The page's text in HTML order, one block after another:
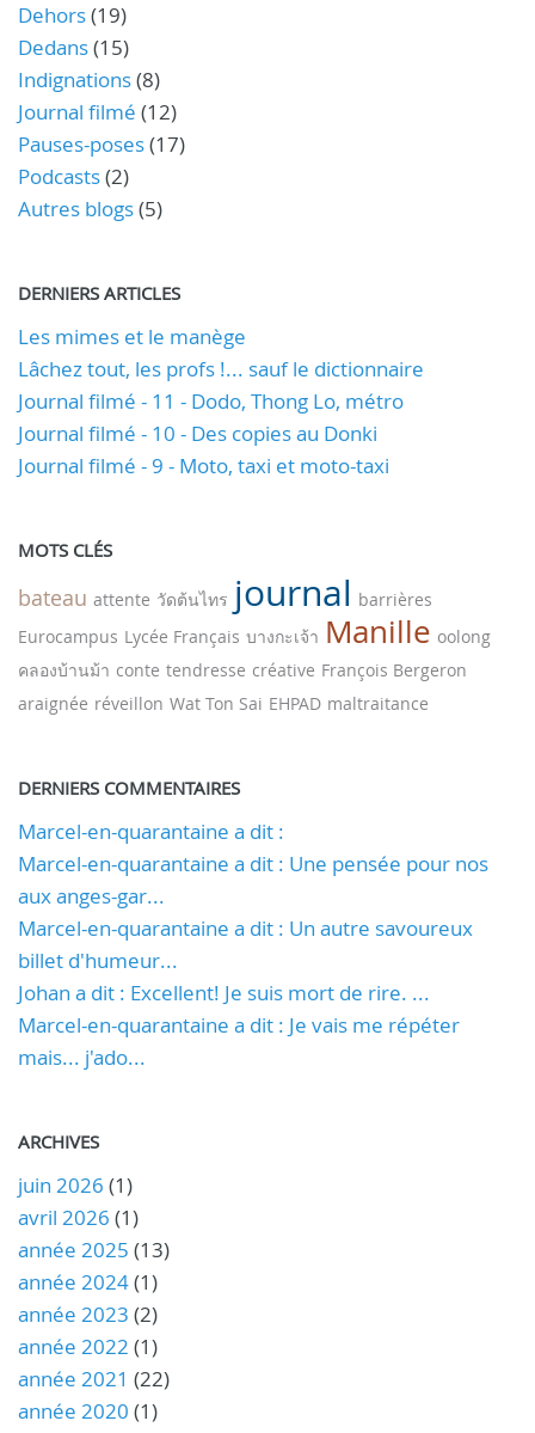
Dehors(19)
Dedans(15)
Indignations(8)
Journal filmé (12)
Pauses-poses(17)
Podcasts(2)
Autres blogs(5)
DERNIERS ARTICLES
Les mimes et le manège
Lâchez tout, les profs !... sauf le dictionnaire
Journal filmé - 11 - Dodo, Thong Lo, métro
Journal filmé - 10 - Des copies au Donki
Journal filmé - 9 - Moto, taxi et moto-taxi
MOTS CLÉS
bateau attente วัดต้นไทร journal barrières
Eurocampus Lycée Français บางกะเจ้า Manille oolong
คลองบ้านม้า conte tendresse créative François Bergeron
araignée réveillon Wat Ton Sai EHPAD maltraitance
DERNIERS COMMENTAIRES
Marcel-en-quarantaine a dit :
Marcel-en-quarantaine a dit : Une pensée pour nos
aux anges-gar...
Marcel-en-quarantaine a dit : Un autre savoureux
billet d'humeur...
Johan a dit : Excellent! Je suis mort de rire. ...
Marcel-en-quarantaine a dit : Je vais me répéter
mais... j'ado...
ARCHIVES
juin 2026 (1)
avril 2026 (1)
année 2025 (13)
année 2024(1)
année 2023 (2)
année 2022 (1)
année 2021 (22)
année 2020 (1)